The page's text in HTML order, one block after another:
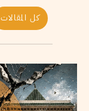
كل المقالات